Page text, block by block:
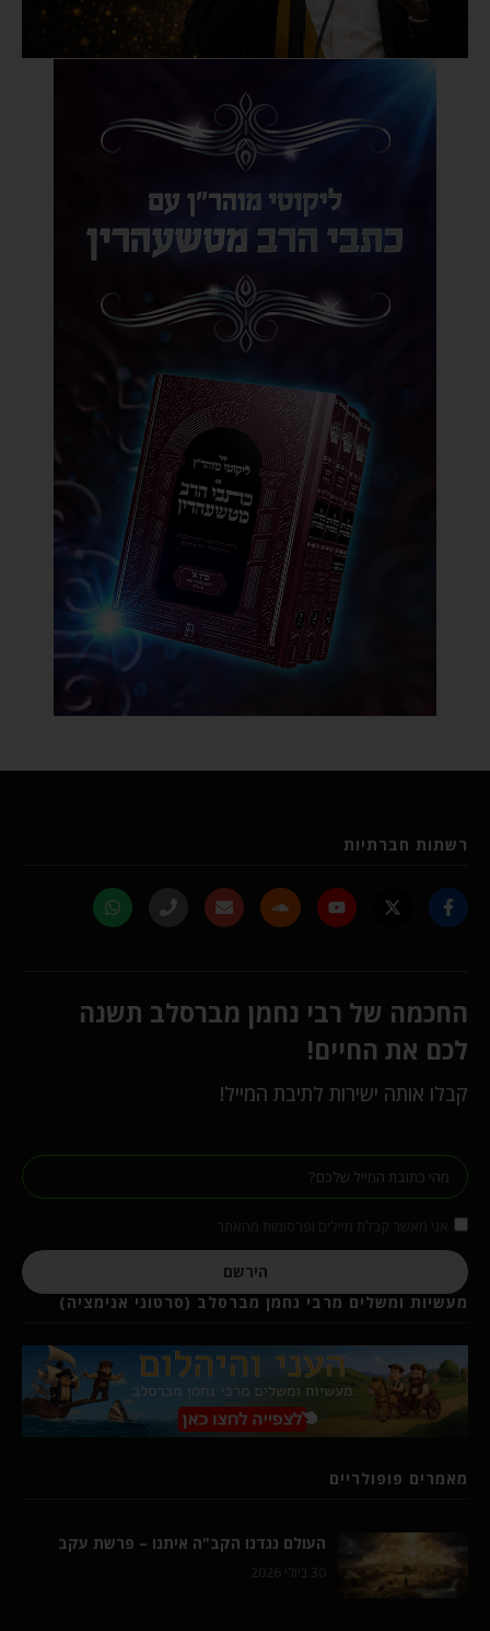
רשתות חברתיות
החכמה של רבי נחמן מברסלב תשנה
לכם את החיים!
קבלו אותה ישירות לתיבת המייל!
הירשם
מעשיות ומשלים מרבי נחמן מברסלב (סרטוני אנימציה)
מאמרים פופולריים
העולם נגדנו הקב"ה איתנו – פרשת עקב
30 ביולי 2026